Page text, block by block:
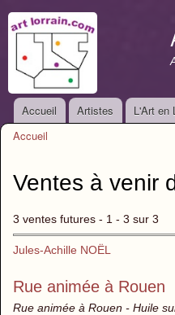
Menu principal
Accueil Artistes L'Art en
Accueil
Ventes à venir
3 ventes futures - 1 - 3 sur 3
Jules-Achille NOËL
Rue animée à Rouen
Rue animée à Rouen - Huile